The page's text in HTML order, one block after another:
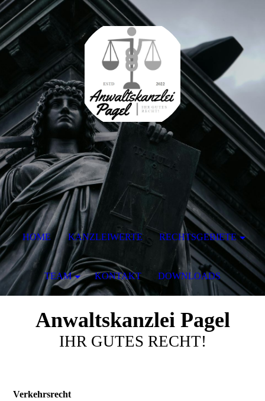
Anwaltskanzlei Pagel
IHR GUTES RECHT!
Verkehrsrecht
HOME KANZLEIWERTE RECHTSGEBIETE
TEAM KONTAKT DOWNLOADS